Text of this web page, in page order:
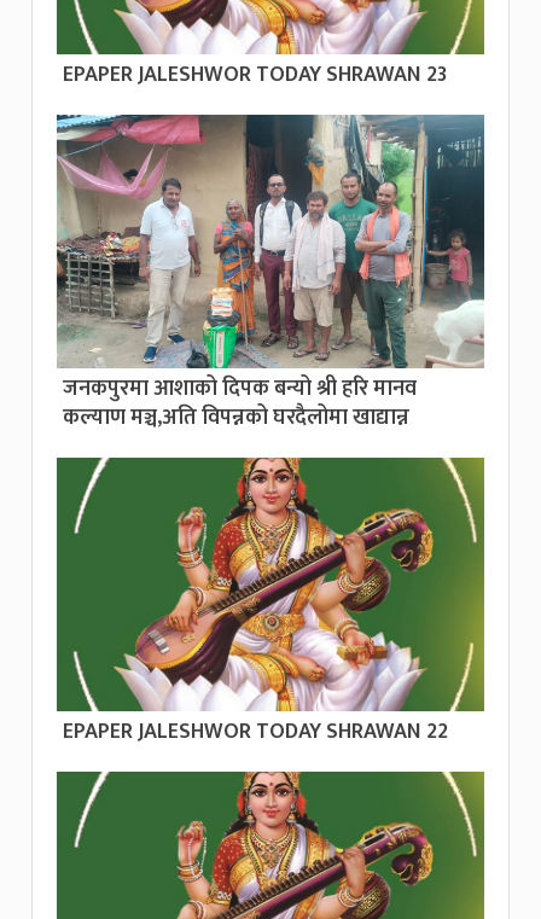
EPAPER JALESHWOR TODAY SHRAWAN 23
जनकपुरमा आशाको दिपक बन्यो श्री हरि मानव
कल्याण मञ्च,अति विपन्नको घरदैलोमा खाद्यान्न
EPAPER JALESHWOR TODAY SHRAWAN 22